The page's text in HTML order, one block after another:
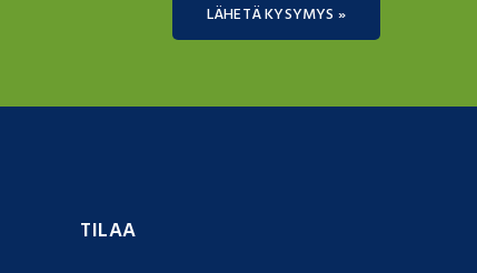
LÄHETÄ KYSYMYS »
TILAA